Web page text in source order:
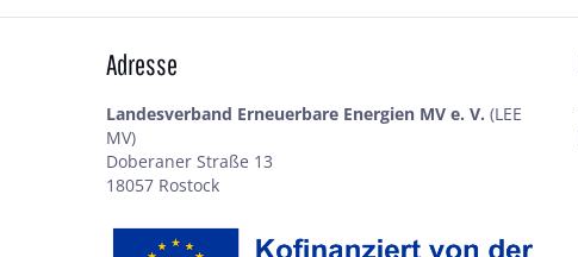
Adresse
Landesverband Erneuerbare Energien MV e. V. (LEE
MV)
Doberaner Straße 13
18057 Rostock